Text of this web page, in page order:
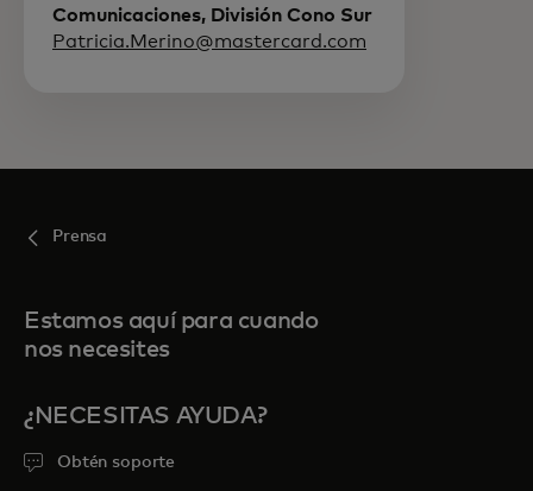
Comunicaciones, División Cono Sur
Patricia.Merino@mastercard.com
Prensa
Estamos aquí para cuando
nos necesites
¿NECESITAS AYUDA?
Obtén soporte